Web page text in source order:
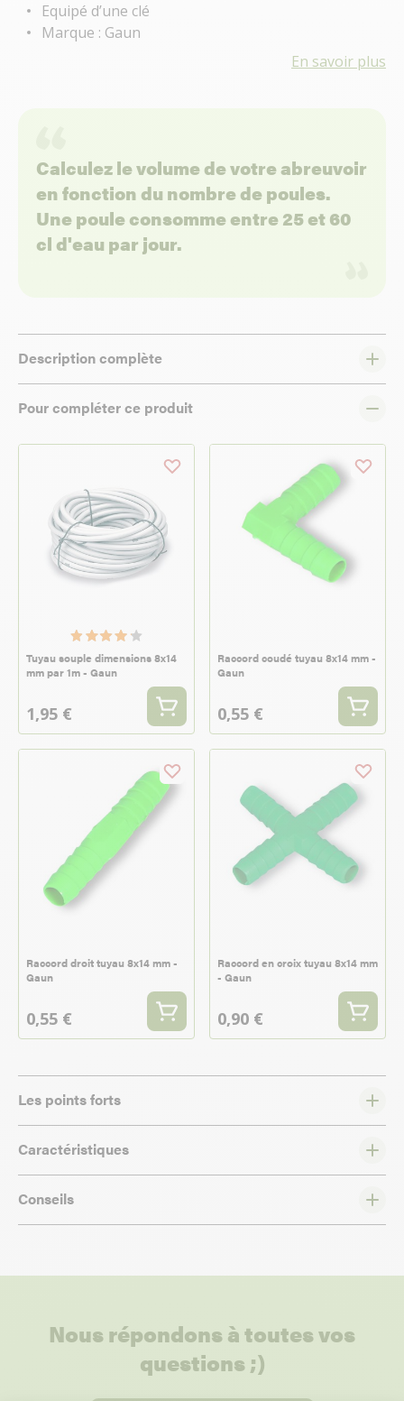
Equipé d’une clé
Marque : Gaun
En savoir plus
Calculez le volume de votre abreuvoir
en fonction du nombre de poules.
Une poule consomme entre 25 et 60
cl d'eau par jour.
Description complète
Pour compléter ce produit
Tuyau souple dimensions 8x14
mm par 1m - Gaun
1,95 €
Raccord coudé tuyau 8x14 mm -
Gaun
0,55 €
Raccord droit tuyau 8x14 mm -
Gaun
0,55 €
Raccord en croix tuyau 8x14 mm
- Gaun
0,90 €
Les points forts
Caractéristiques
Conseils
Nous répondons à toutes vos
questions ;)